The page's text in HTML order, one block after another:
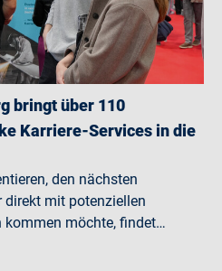
bringt über 110
Karriere-Services in die
den nächsten
direkt mit potenziellen
kommen möchte, findet…